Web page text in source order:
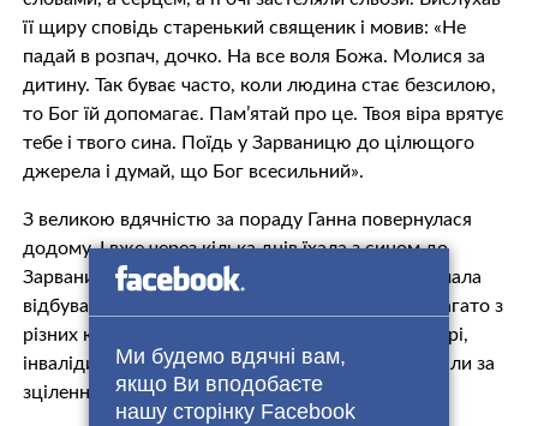
Ми будемо вдячні вам,
якщо Ви вподобаєте
нашу сторінку Facebook
її щиру сповідь старенький священик і мовив: «Не
падай в розпач, дочко. На все воля Божа. Молися за
дитину. Так буває часто, коли людина стає безсилою,
то Бог їй допомагає. Пам’ятай про це. Твоя віра врятує
тебе і твого сина. Поїдь у Зарваницю до цілющого
джерела і думай, що Бог всесильний».
З великою вдячністю за пораду Ганна повернулася
додому. І вже через кілька днів їхала з сином до
Зарваниці. Саме у ті дні в цьому святому місці мала
відбуватися велика проща. Людей було дуже багато з
різних куточків країни. А серед них – кaліки, хвoрі,
iнвалiди. І всі горнулися до Бога, просили, благали за
зцілення душі і тіла.